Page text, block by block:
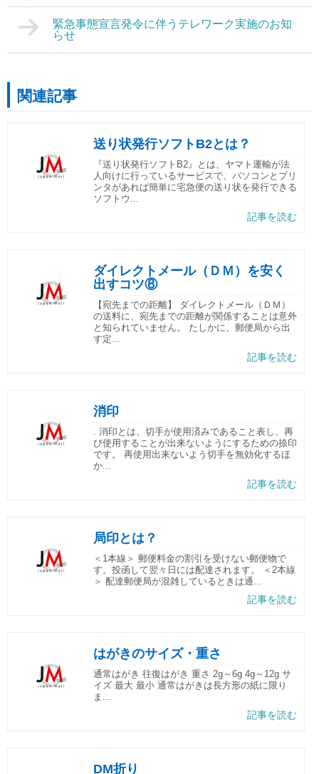
緊急事態宣言発令に伴うテレワーク実施のお知
らせ
関連記事
送り状発行ソフトB2とは？
『送り状発行ソフトB2』とは、ヤマト運輸が法
人向けに行っているサービスで、パソコンとプリ
ンタがあれば簡単に宅急便の送り状を発行できる
ソフトウ...
記事を読む
ダイレクトメール（ＤＭ）を安く
出すコツ⑧
【宛先までの距離】 ダイレクトメール（ＤＭ）
の送料に、宛先までの距離が関係することは意外
と知られていません。 たしかに、郵便局から出
す定...
記事を読む
消印
. 消印とは、切手が使用済みであること表し、再
び使用することが出来ないようにするための捺印
です。 再使用出来ないよう切手を無効化するほ
か...
記事を読む
局印とは？
＜1本線＞ 郵便料金の割引を受けない郵便物で
す。投函して翌々日には配達されます。 ＜2本線
＞ 配達郵便局が混雑しているときは通...
記事を読む
はがきのサイズ・重さ
通常はがき 往復はがき 重さ 2g～6g 4g～12g サ
イズ 最大 最小 通常はがきは長方形の紙に限り
ま...
記事を読む
DM折り